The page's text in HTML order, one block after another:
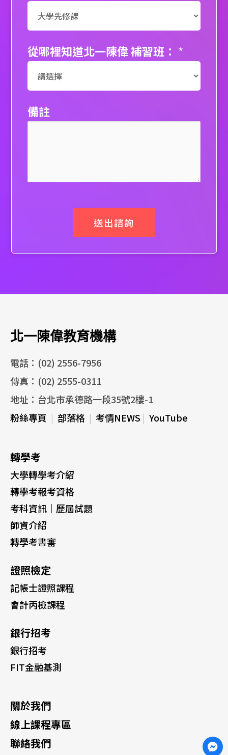
從哪裡知道北一陳偉 補習班： *
備註
送出諮詢
北一陳偉教育機構
電話：(02) 2556-7956
傳真：(02) 2555-0311
地址：台北市承德路一段35號2樓-1
粉絲專頁 | 部落格 | 考情NEWS | YouTube
轉學考
大學轉學考介紹
轉學考報考資格
考科資訊｜歷屆試題
師資介紹
轉學考書審
證照檢定
記帳士證照課程
會計丙檢課程
銀行招考
銀行招考
FIT金融基測
關於我們
線上課程專區
聯絡我們